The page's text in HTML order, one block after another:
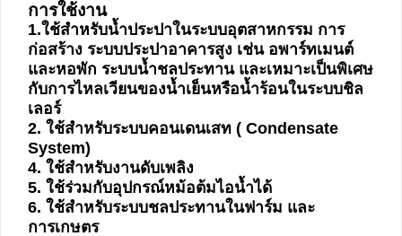
Reference
News
Activity
Data
Center
การใช้งาน
1.ใช้สำหรับน้ำประปาในระบบอุตสาหกรรม การ
ก่อสร้าง ระบบประปาอาคารสูง เช่น อพาร์ทเมนต์
และหอพัก ระบบน้ำชลประทาน และเหมาะเป็นพิเศษ
กับการไหลเวียนของน้ำเย็นหรือน้ำร้อนในระบบชิล
เลอร์
2. ใช้สำหรับระบบคอนเดนเสท ( Condensate
System)
4. ใช้สำหรับงานดับเพลิง
5. ใช้ร่วมกับอุปกรณ์หม้อต้มไอน้ำได้
6. ใช้สำหรับระบบชลประทานในฟาร์ม และ
การเกษตร